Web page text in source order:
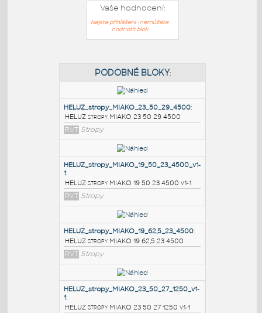
Vaše hodnocení:
Nejste přihlášeni - nemůžete
hodnotit blok
PODOBNÉ BLOKY
HELUZ_stropy_MIAKO_23_50_29_4500
HELUZ stropy MIAKO 23 50 29 4500
RVT Stropy
HELUZ_stropy_MIAKO_19_50_23_4500_v1-
1: